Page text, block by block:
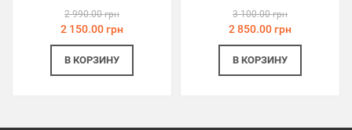
2 990.00 грн
2 150.00 грн
В КОРЗИНУ
3 100.00 грн
2 850.00 грн
В КОРЗИНУ